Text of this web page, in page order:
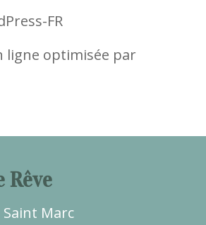
FR
ligne optimisée par
Rêve
Saint Marc